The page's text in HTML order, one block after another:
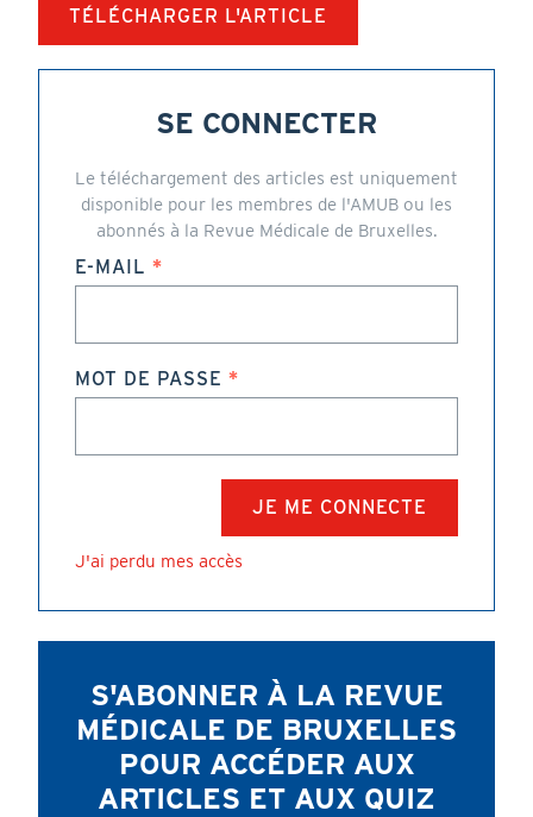
TÉLÉCHARGER L'ARTICLE
SE CONNECTER
Le téléchargement des articles est uniquement
disponible pour les membres de l'AMUB ou les
abonnés à la Revue Médicale de Bruxelles.
E-MAIL
MOT DE PASSE
J'ai perdu mes accès
S'ABONNER À LA REVUE
MÉDICALE DE BRUXELLES
POUR ACCÉDER AUX
ARTICLES ET AUX QUIZ